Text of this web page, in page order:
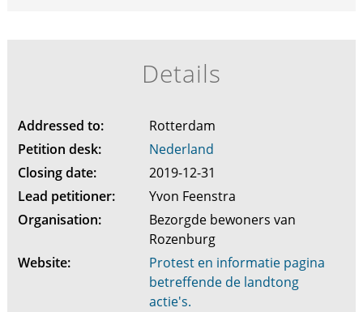
Details
Addressed to:
Rotterdam
Petition desk:
Nederland
Closing date:
2019-12-31
Lead petitioner:
Yvon Feenstra
Organisation:
Bezorgde bewoners van
Rozenburg
Website:
Protest en informatie pagina
betreffende de landtong
actie's.